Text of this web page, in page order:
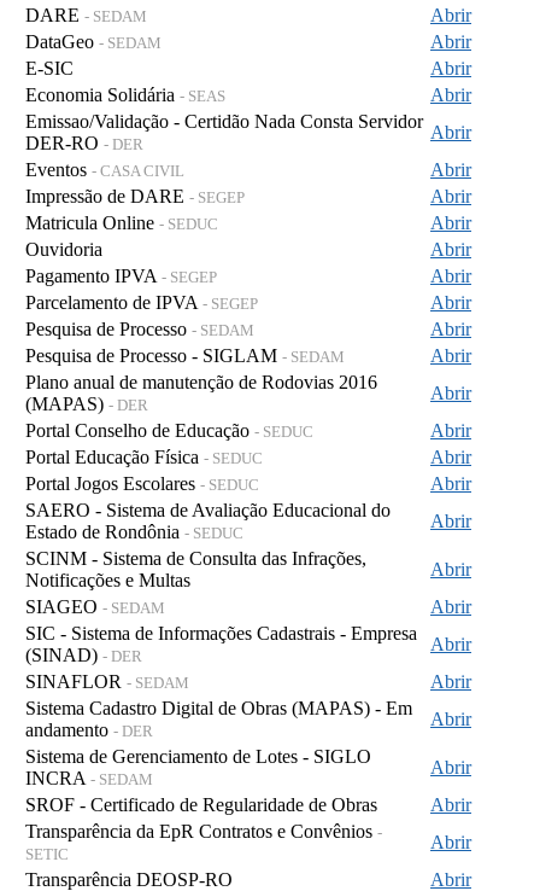
DARE - SEDAM
Abrir
DataGeo - SEDAM
Abrir
E-SIC
Abrir
Economia Solidária - SEAS
Abrir
Emissao/Validação - Certidão Nada Consta Servidor
DER-RO - DER
Abrir
Eventos - CASA CIVIL
Abrir
Impressão de DARE - SEGEP
Abrir
Matricula Online - SEDUC
Abrir
Ouvidoria
Abrir
Pagamento IPVA - SEGEP
Abrir
Parcelamento de IPVA - SEGEP
Abrir
Pesquisa de Processo - SEDAM
Abrir
Pesquisa de Processo - SIGLAM - SEDAM
Abrir
Plano anual de manutenção de Rodovias 2016
(MAPAS) - DER
Abrir
Portal Conselho de Educação - SEDUC
Abrir
Portal Educação Física - SEDUC
Abrir
Portal Jogos Escolares - SEDUC
Abrir
SAERO - Sistema de Avaliação Educacional do
Estado de Rondônia - SEDUC
Abrir
SCINM - Sistema de Consulta das Infrações,
Notificações e Multas
Abrir
SIAGEO - SEDAM
Abrir
SIC - Sistema de Informações Cadastrais - Empresa
(SINAD) - DER
Abrir
SINAFLOR - SEDAM
Abrir
Sistema Cadastro Digital de Obras (MAPAS) - Em
andamento - DER
Abrir
Sistema de Gerenciamento de Lotes - SIGLO
INCRA - SEDAM
Abrir
SROF - Certificado de Regularidade de Obras
Abrir
Transparência da EpR Contratos e Convênios -
SETIC
Abrir
Transparência DEOSP-RO
Abrir